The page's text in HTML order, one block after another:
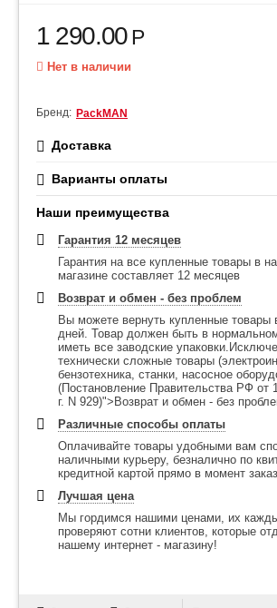
1 290.00Р
Нет в наличии
Бренд: PackMAN
Доставка
Варианты оплаты
Наши преимущества
Гарантия 12 месяцев
Гарантия на все купленные товары в
магазине составляет 12 месяцев
Возврат и обмен - без проблем
Вы можете вернуть купленные товары
дней. Товар должен быть в
иметь все заводские
технически сложные товары
бензотехника, станки, насосное
(Постановление Правительства РФ от
г. N 929)">Возврат и обмен - без
Различные способы оплаты
Оплачивайте товары удобными вам
наличными курьеру, безналично по
кредитной картой прямо в момент
Лучшая цена
Мы гордимся нашими ценами, их
проверяют сотни клиентов, которые
нашему интернет - магазину!